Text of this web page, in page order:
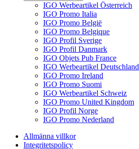
IGO Werbeartikel Österreich
IGO Promo Italia
IGO Promo België
IGO Promo Belgique
IGO Profil Sverige
IGO Profil Danmark
IGO Objets Pub France
IGO Werbeartikel Deutschland
IGO Promo Ireland
IGO Promo Suomi
IGO Werbeartikel Schweiz
IGO Promo United Kingdom
IGO Profil Norge
IGO Promo Nederland
Allmänna villkor
Integritetspolicy